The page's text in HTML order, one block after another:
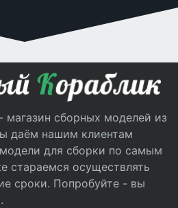
магазин сборных моделей из
даём нашим клиентам
для сборки по самым
стараемся осуществлять
сроки. Попробуйте - вы